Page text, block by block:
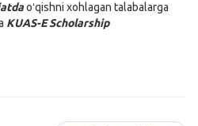
oʻqishni xohlagan talabalarga
KUAS-E Scholarship